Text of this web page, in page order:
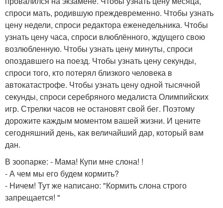
спроси мать, родившую преждевременно. Чтобы узнать
цену недели, спроси редактора еженедельника. Чтобы
узнать цену часа, спроси влюблённого, ждущего свою
возлюбленную. Чтобы узнать цену минуты, спроси
опоздавшего на поезд. Чтобы узнать цену секунды,
спроси того, кто потерял близкого человека в
автокатастрофе. Чтобы узнать цену одной тысячной
секунды, спроси серебряного медалиста Олимпийских
игр. Стрелки часов не остановят свой бег. Поэтому
дорожите каждым моментом вашей жизни. И цените
сегодняшний день, как величайший дар, который вам
дан.
В зоопарке: - Мама! Купи мне слона! !
- А чем мы его будем кормить?
- Ничем! Тут же написано: "Кормить слона строго
запрещается! "